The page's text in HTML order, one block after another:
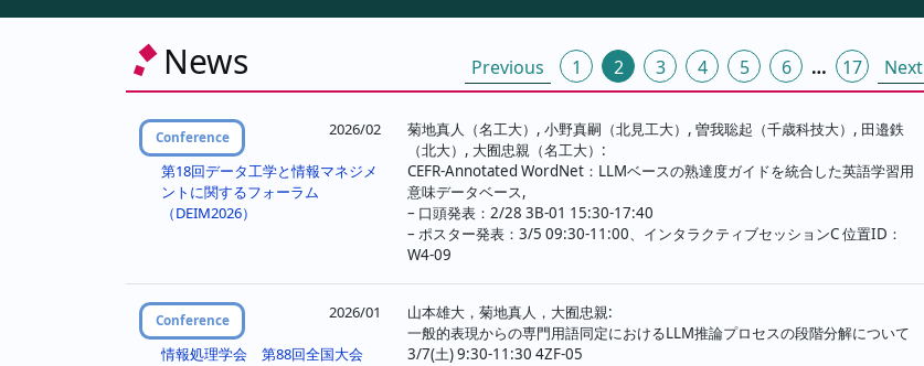
News
投
稿
の
ペ
ー
送
り
Previous 1 2 3 4 5 6 … 17 Next
Conference 2026/02
第18回データ工学と情報マネジメ
ントに関するフォーラム
（DEIM2026）
菊地真人（名工大）, 小野真嗣（北見工大）, 曽我聡起（千歳科技大）, 田邉鉄
（北大）, 大囿忠親（名工大）:
CEFR-Annotated WordNet：LLMベースの熟達度ガイドを統合した英語学習用
意味データベース,
– 口頭発表：2/28 3B-01 15:30-17:40
– ポスター発表：3/5 09:30-11:00、インタラクティブセッションC 位置ID：
W4-09
Conference 2026/01
情報処理学会 第88回全国大会
山本雄大，菊地真人，大囿忠親:
一般的表現からの専門用語同定におけるLLM推論プロセスの段階分解について
3/7(土) 9:30-11:30 4ZF-05